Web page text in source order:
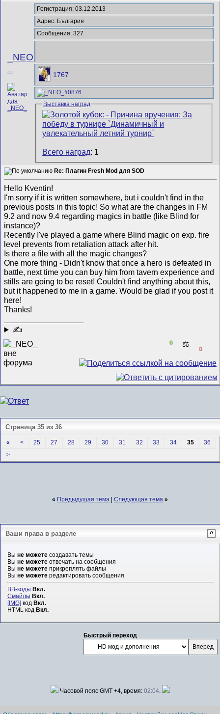
_NEO
Регистрация: 03.12.2013
Адрес: България
Сообщения: 327
1767
Выставка наград
Всего наград: 1
Re: Плагин Fresh Mod для SOD
Hello Kventin!
I'm sorry if it is written somewhere, but i couldn't find in the
previous posts in this topic! So what are the changes in FM
9.2 and now 9.4 regarding magics in battle (like Blind for
instance)?
Recently I've played a game where Blind magic on exp. fire
level prevents from retaliation attack after hit.
Is there a file with all the magic changes?
One more thing - Didn't know that once a hero is defeated in
battle, next time you can buy him from tavern experience and
stills are going to be reset! Couldn't find anything about this,
but it happened to me in a game. Would be glad if you post it
here!
Thanks!
✍
0 ⚖️
0
Страница 35 из 36
« < 25 27 28 29 30 31 32 33 34 35
36
>
« Предыдущая тема Следующая тема »
Ваши права в разделе ^
Вы не можетесоздавать темы
Вы не можетеотвечать на сообщения
Вы не можетеприкреплять файлы
Вы не можетередактировать сообщения
BB-коды Вкл.
Смайлы Вкл.
[IMG] код Вкл.
HTML код Вкл.
Быстрый переход
Часовой пояс GMT +4, время: 02:04.